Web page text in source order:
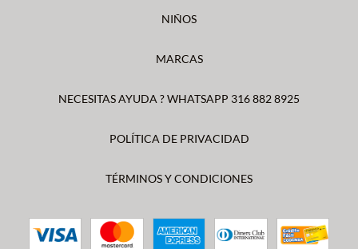
NIÑOS
MARCAS
NECESITAS AYUDA ? WHATSAPP 316 882 8925
POLÍTICA DE PRIVACIDAD
TÉRMINOS Y CONDICIONES